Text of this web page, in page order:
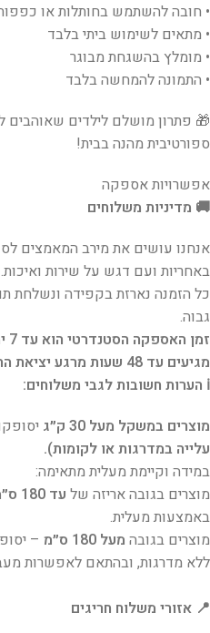
• חובה להשתמש בחותלות או כפפות
• מתאים לשימוש ביתי בלבד
• מומלץ בהשגחת מבוגר
• התמונה להמחשה בלבד
🎁 פתרון מושלם לילדים שאוהבים
ספורטיבית מהנה בבית!
אפשרויות אספקה
🚚 מדיניות משלוחים
אנחנו עושים את מירב המאמצים
באחריות ועם דגש על שירות ואיכות.
כל הזמנה נארזת בקפידה ונשלחת
גבוה.
מגיעים עד 48 שעות מרגע יציאת ההזמנה
ℹ️ הערות חשובות לגבי משלוחים:
מוצרים במשקל מעל 30 ק״ג
עלייה במדרגות או לקומות).
במידה וקיימת מעלית מתאימה:
מוצרים בגובה אריזה של עד 180 ס״מ
באמצעות מעלית.
מוצרים בגובה מעל 180 ס״מ
–
ללא מדרגות, ובהתאם לאפשרות
📍 אזורי משלוח חריגים